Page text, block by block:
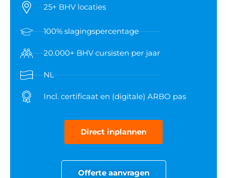
25+ BHV locaties
100% slagingspercentage
20.000+ BHV cursisten per jaar
NL
Incl. certificaat en (digitale) ARBO pas
Direct inplannen
Offerte aanvragen